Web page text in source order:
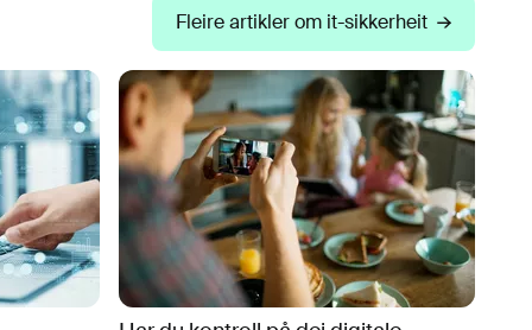
Fleire artikler om it-sikkerheit